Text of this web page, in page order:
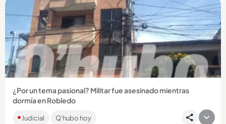
Compartir Noticia
¿Por un tema pasional? Militar fue asesinado mientras
dormía en Robledo
La víctima, César Augusto Hurtado Parra, era suboficial activo
del Ejército. Fue sorprendido cuando estaba durmiendo y
Judicial Q'hubo hoy